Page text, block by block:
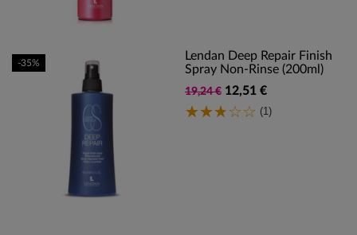
Lendan Deep Repair Finish
Spray Non-Rinse (200ml)
19,24 € 12,51 €
(1)
-35%